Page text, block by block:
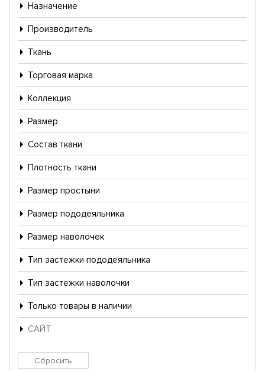
Назначение
Производитель
Ткань
Торговая марка
Коллекция
Размер
Состав ткани
Плотность ткани
Размер простыни
Размер пододеяльника
Размер наволочек
Тип застежки пододеяльника
Тип застежки наволочки
Только товары в наличии
САЙТ